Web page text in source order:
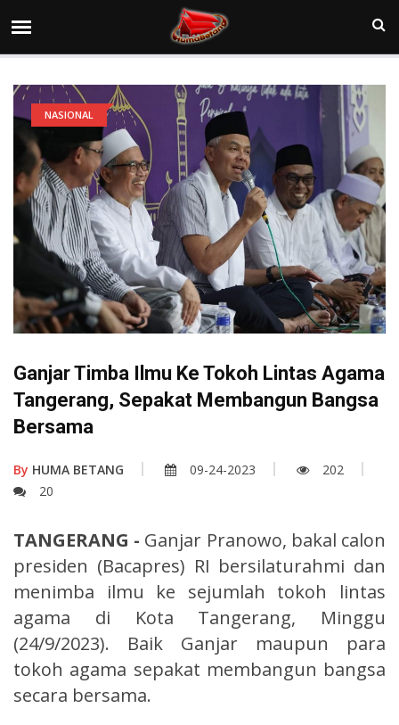
NASIONAL
Ganjar Timba Ilmu Ke Tokoh Lintas Agama
Tangerang, Sepakat Membangun Bangsa
Bersama
By HUMA BETANG 09-24-2023
202
20
TANGERANG - Ganjar Pranowo, bakal calon
presiden (Bacapres) RI bersilaturahmi dan
menimba ilmu ke sejumlah tokoh lintas
agama di Kota Tangerang, Minggu
(24/9/2023). Baik Ganjar maupun para
tokoh agama sepakat membangun bangsa
secara bersama.